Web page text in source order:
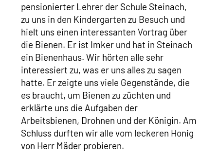
pensionierter Lehrer der Schule Steinach,
zu uns in den Kindergarten zu Besuch und
hielt uns einen interessanten Vortrag über
die Bienen. Er ist Imker und hat in Steinach
ein Bienenhaus. Wir hörten alle sehr
interessiert zu, was er uns alles zu sagen
hatte. Er zeigte uns viele Gegenstände, die
es braucht, um Bienen zu züchten und
erklärte uns die Aufgaben der
Arbeitsbienen, Drohnen und der Königin. Am
Schluss durften wir alle vom leckeren Honig
von Herr Mäder probieren.